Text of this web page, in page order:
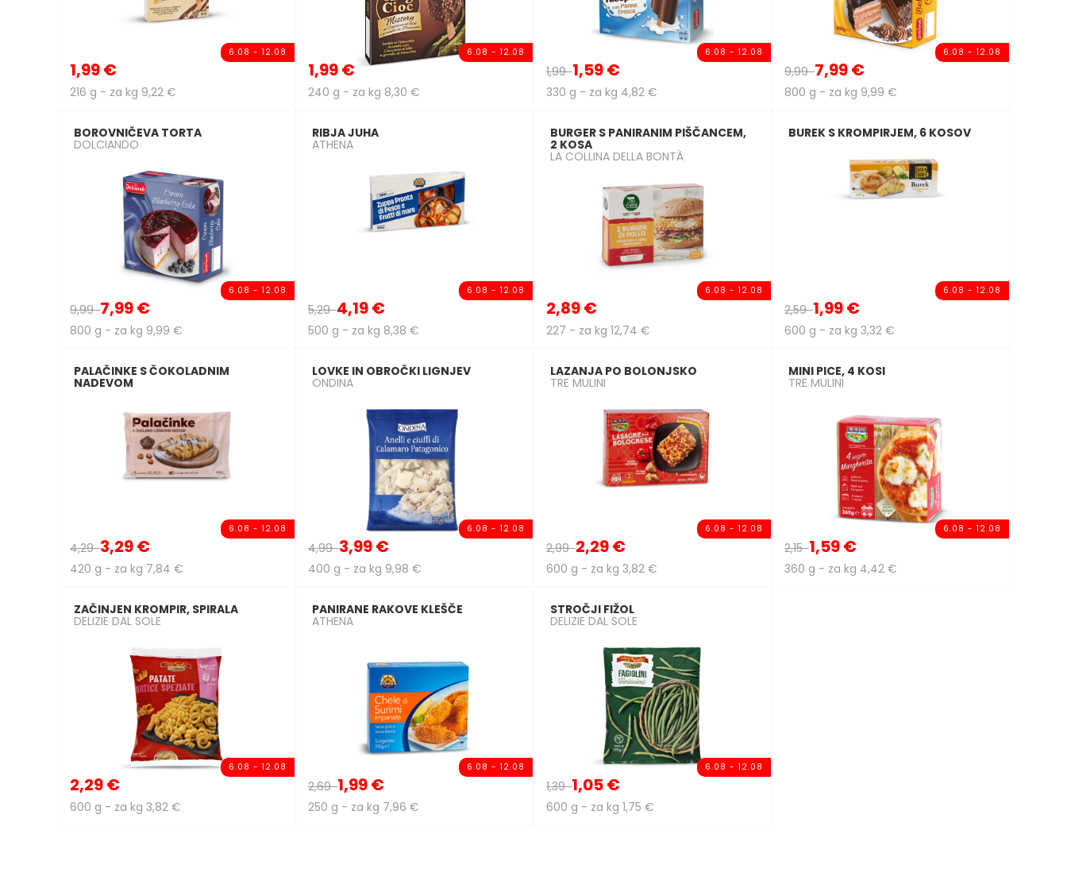
6.08 - 12.08
1,99 €
216 g - za kg 9,22 €
6.08 - 12.08
1,99 €
240 g - za kg 8,30 €
6.08 - 12.08
1,991,59 €
330 g - za kg 4,82 €
6.08 - 12.08
9,997,99 €
800 g - za kg 9,99 €
6.08 - 12.08
BOROVNIČEVA TORTA
DOLCIANDO
9,997,99 €
800 g - za kg 9,99 €
6.08 - 12.08
RIBJA JUHA
ATHENA
5,294,19 €
500 g - za kg 8,38 €
6.08 - 12.08
BURGER S PANIRANIM PIŠČANCEM,
2 KOSA
LA COLLINA DELLA BONTÀ
2,89 €
227 - za kg 12,74 €
6.08 - 12.08
BUREK S KROMPIRJEM, 6 KOSOV
2,591,99 €
600 g - za kg 3,32 €
6.08 - 12.08
PALAČINKE S ČOKOLADNIM
NADEVOM
4,293,29 €
420 g - za kg 7,84 €
6.08 - 12.08
LOVKE IN OBROČKI LIGNJEV
ONDINA
4,993,99 €
400 g - za kg 9,98 €
6.08 - 12.08
LAZANJA PO BOLONJSKO
TRE MULINI
2,992,29 €
600 g - za kg 3,82 €
6.08 - 12.08
MINI PICE, 4 KOSI
TRE MULINI
2,151,59 €
360 g - za kg 4,42 €
6.08 - 12.08
ZAČINJEN KROMPIR, SPIRALA
DELIZIE DAL SOLE
2,29 €
600 g - za kg 3,82 €
6.08 - 12.08
PANIRANE RAKOVE KLEŠČE
ATHENA
2,691,99 €
250 g - za kg 7,96 €
6.08 - 12.08
STROČJI FIŽOL
DELIZIE DAL SOLE
1,391,05 €
600 g - za kg 1,75 €